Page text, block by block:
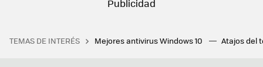
TEMAS DE INTERÉS Mejores antivirus Windows 10 Atajos del